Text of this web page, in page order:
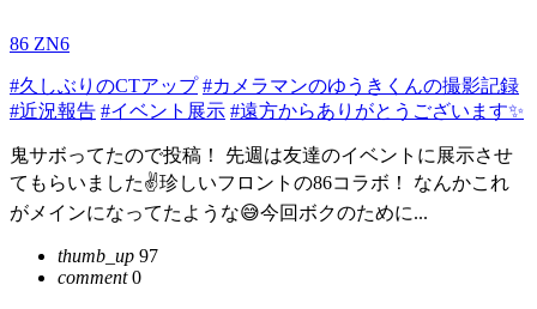
86 ZN6
#久しぶりのCTアップ #カメラマンのゆうきくんの撮影記録
#近況報告 #イベント展示 #遠方からありがとうございます✨
鬼サボってたので投稿！ 先週は友達のイベントに展示させ
てもらいました✌️珍しいフロントの86コラボ！ なんかこれ
がメインになってたような😅今回ボクのために...
thumb_up 97
comment0